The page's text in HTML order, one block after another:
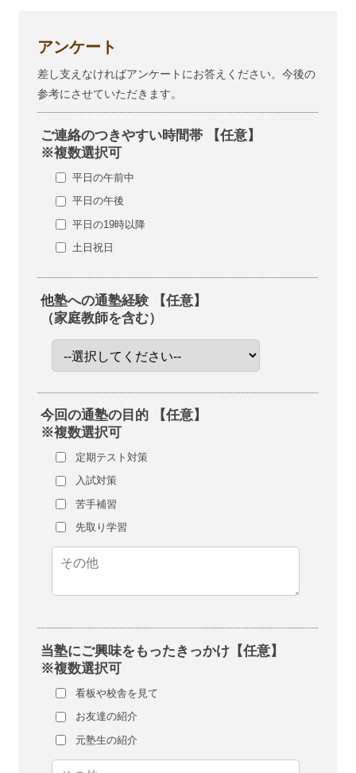
アンケート
差し支えなければアンケートにお答えください。今後の
参考にさせていただきます。
ご連絡のつきやすい時間帯 【任意】
※複数選択可
平日の午前中
平日の午後
平日の19時以降
土日祝日
他塾への通塾経験 【任意】
（家庭教師を含む）
今回の通塾の目的 【任意】
※複数選択可
定期テスト対策
入試対策
苦手補習
先取り学習
当塾にご興味をもったきっかけ【任意】
※複数選択可
看板や校舎を見て
お友達の紹介
元塾生の紹介